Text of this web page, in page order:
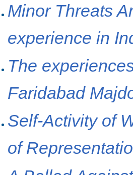
Minor Threats
experience in
The
Faridabad
Self-Activity of
of